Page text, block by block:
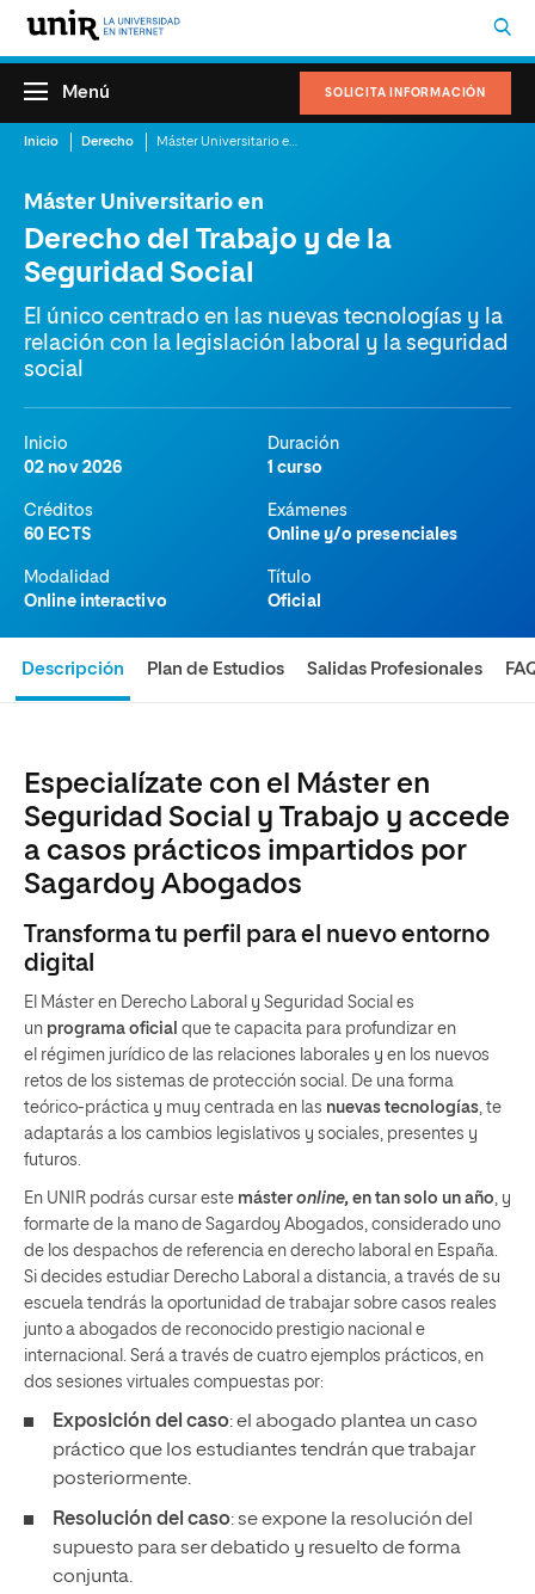
SOLICITA INFORMACIÓN
Menú
Inicio Derecho
Máster Universitario en
Derecho del Trabajo y de la
Seguridad Social
El único centrado en las nuevas tecnologías y la
relación con la legislación laboral y la seguridad
social
Inicio
02 nov 2026
Duración
1 curso
Créditos
60 ECTS
Exámenes
Online y/o presenciales
Modalidad
Online interactivo
Título
Oficial
Descripción Plan de Estudios Salidas Profesionales
Especialízate con el Máster en
Seguridad Social y Trabajo y accede
a casos prácticos impartidos por
Sagardoy Abogados
Transforma tu perfil para el nuevo entorno
digital
El Máster en Derecho Laboral y Seguridad Social es
un programa oficial que te capacita para profundizar en
el régimen jurídico de las relaciones laborales y en los nuevos
retos de los sistemas de protección social. De una forma
teórico-práctica y muy centrada en las nuevas tecnologías, te
adaptarás a los cambios legislativos y sociales, presentes y
futuros.
En UNIR podrás cursar este máster online, en tan solo un año, y
formarte de la mano de Sagardoy Abogados, considerado uno
de los despachos de referencia en derecho laboral en España.
Si decides estudiar Derecho Laboral a distancia, a través de su
escuela tendrás la oportunidad de trabajar sobre casos reales
junto a abogados de reconocido prestigio nacional e
internacional. Será a través de cuatro ejemplos prácticos, en
dos sesiones virtuales compuestas por:
Exposición del caso: el abogado plantea un caso
práctico que los estudiantes tendrán que trabajar
posteriormente.
Resolución del caso: se expone la resolución del
supuesto para ser debatido y resuelto de forma
conjunta.